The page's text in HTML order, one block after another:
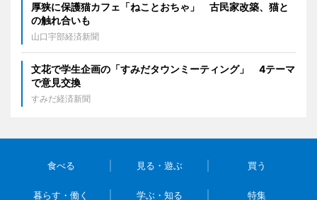
厚狭に保護猫カフェ「ねことおちゃ」 古民家改築、猫と
の触れ合いも
山口宇部経済新聞
文花で学生企画の「すみだタウンミーティング」 4テーマ
で意見交換
すみだ経済新聞
食べる 見る・遊ぶ 買う
暮らす・働く 学ぶ・知る 特集